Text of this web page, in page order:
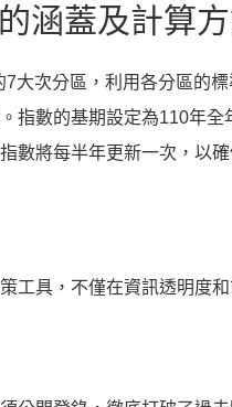
涵蓋及計算
大次分區，利用各分區的
指數的基期設定為110年
數將每半年更新一次，以
工具，不僅在資訊透明度